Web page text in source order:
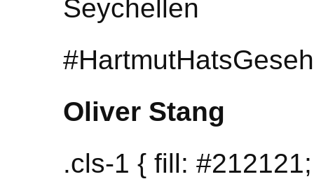
Seychellen
Oliver Stang
.cls-1 { fill: